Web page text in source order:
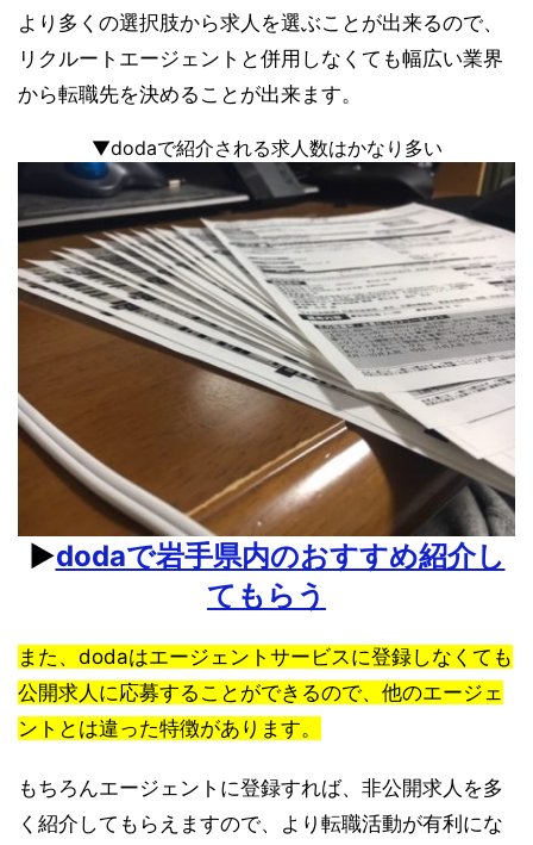
より多くの選択肢から求人を選ぶことが出来るので、
リクルートエージェントと併用しなくても幅広い業界
から転職先を決めることが出来ます。
▼dodaで紹介される求人数はかなり多い
▶︎dodaで岩手県内のおすすめ紹介し
てもらう
また、dodaはエージェントサービスに登録しなくても
公開求人に応募することができるので、他のエージェ
ントとは違った特徴があります。
もちろんエージェントに登録すれば、非公開求人を多
く紹介してもらえますので、より転職活動が有利にな